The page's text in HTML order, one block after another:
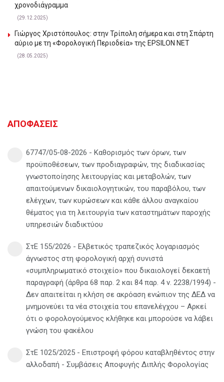
χρονοδιάγραμμα
(29.12.2025)
Γιώργος Χριστόπουλος: στην Τρίπολη σήμερα και στη Σπάρτη
αύριο με τη «Φορολογική Περιοδεία» της EPSILON NET
(28.05.2025)
ΑΠΟΦΑΣΕΙΣ
67747/05-08-2026 - Καθορισμός των όρων, των
προϋποθέσεων, των προδιαγραφών, της διαδικασίας
γνωστοποίησης λειτουργίας και μεταβολών, των
απαιτούμενων δικαιολογητικών, του παραβόλου, των
ελέγχων, των κυρώσεων και κάθε άλλου αναγκαίου
θέματος για τη λειτουργία των καταστημάτων παροχής
υπηρεσιών διαδικτύου
ΣτΕ 155/2026 - Ελβετικός τραπεζικός λογαριασμός
άγνωστος στη φορολογική αρχή συνιστά
«συμπληρωματικό στοιχείο» που δικαιολογεί δεκαετή
παραγραφή (άρθρα 68 παρ. 2 και 84 παρ. 4 ν. 2238/1994) -
Δεν απαιτείται η κλήση σε ακρόαση ενώπιον της ΔΕΔ να
μνημονεύει τα νέα στοιχεία του επανελέγχου – Αρκεί
ότι ο φορολογούμενος κλήθηκε και μπορούσε να λάβει
γνώση του φακέλου
ΣτΕ 1025/2025 - Επιστροφή φόρου καταβληθέντος στην
αλλοδαπή - Συμβάσεις Αποφυγής Διπλής Φορολογίας